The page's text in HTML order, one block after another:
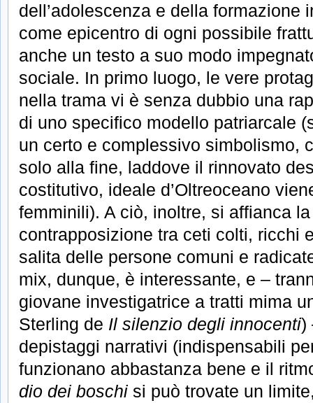
dell’adolescenza e della formazione
come epicentro di ogni possibile
anche un testo a suo modo
sociale. In primo luogo, le vere
nella trama vi è senza dubbio una
di uno specifico modello patriarcale
un certo e complessivo simbolismo,
solo alla fine, laddove il rinnovato
costitutivo, ideale d’Oltreoceano
femminili). A ciò, inoltre, si affianca
contrapposizione tra ceti colti, ricchi
salita delle persone comuni e
mix, dunque, è interessante, e –
giovane investigatrice a tratti mima
Sterling de Il silenzio degli innocenti)
depistaggi narrativi (indispensabili
funzionano abbastanza bene e il
dio dei boschi si può trovate un